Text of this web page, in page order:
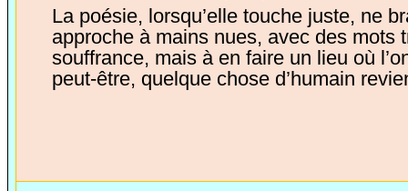
La poésie, lorsqu’elle touche juste, ne
approche à mains nues, avec des
souffrance, mais à en faire un lieu où
peut-être, quelque chose d’humain